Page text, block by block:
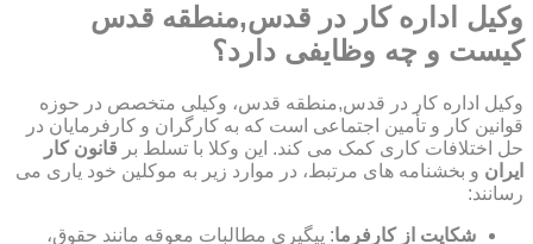
وکیل اداره کار در قدس,منطقه قدس
کیست و چه وظایفی دارد؟
وکیل اداره کار در قدس,منطقه قدس، وکیلی متخصص در حوزه
قوانین کار و تأمین اجتماعی است که به کارگران و کارفرمایان در
حل اختلافات کاری کمک می کند. این وکلا با تسلط بر قانون کار
ایران و بخشنامه های مرتبط، در موارد زیر به موکلین خود یاری می
رسانند:
شکایت از کارفرما: پیگیری مطالبات معوقه مانند حقوق،